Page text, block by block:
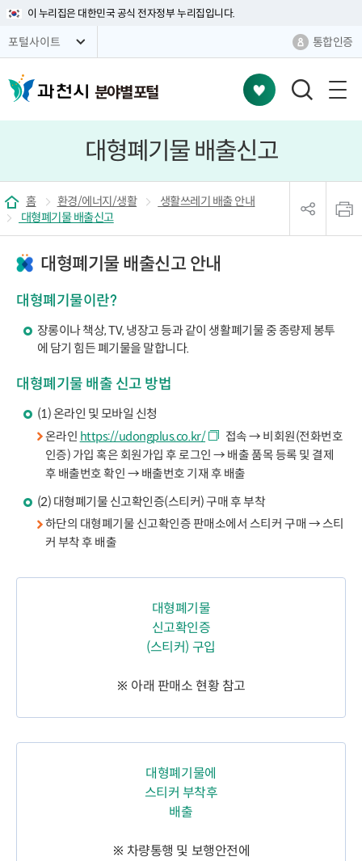
이 누리집은 대한민국 공식 전자정부 누리집입니다.
포털사이트 통합인증
분야별 포털
검
대형폐기물 배출신고
홈 환경/에너지/생활
생활쓰레기 배출 안내
대형폐기물 배출신고
sns
유
스
본
문
인
대형폐기물 배출신고 안내
대형폐기물이란?
장롱이나 책상, TV, 냉장고 등과 같이 생활폐기물 중 종량제 봉투
에 담기 힘든 폐기물을 말합니다.
대형폐기물 배출 신고 방법
(1) 온라인 및 모바일 신청
온라인 https://udongplus.co.kr/
접속 → 비회원(전화번호
인증) 가입 혹은 회원가입 후 로그인 → 배출 품목 등록 및 결제
후 배출번호 확인 → 배출번호 기재 후 배출
(2) 대형폐기물 신고확인증(스티커) 구매 후 부착
하단의 대형폐기물 신고확인증 판매소에서 스티커 구매 → 스티
커 부착 후 배출
대형폐기물
신고확인증
(스티커) 구입
※ 아래 판매소 현황 참고
대형폐기물에
스티커 부착후
배출
※ 차량통행 및 보행안전에